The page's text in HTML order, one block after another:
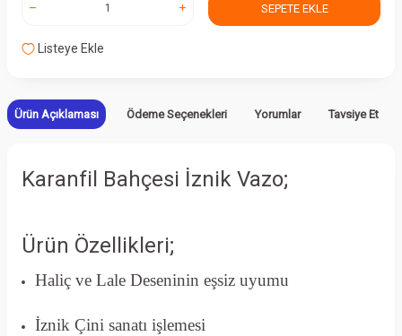
SEPETE EKLE
Listeye Ekle
Ürün Açıklaması Ödeme Seçenekleri Yorumlar Tavsiye Et
Karanfil Bahçesi İznik Vazo;
Ürün Özellikleri;
Haliç ve Lale Deseninin eşsiz uyumu
İznik Çini sanatı işlemesi